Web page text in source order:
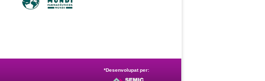
*Desenvolupat per: